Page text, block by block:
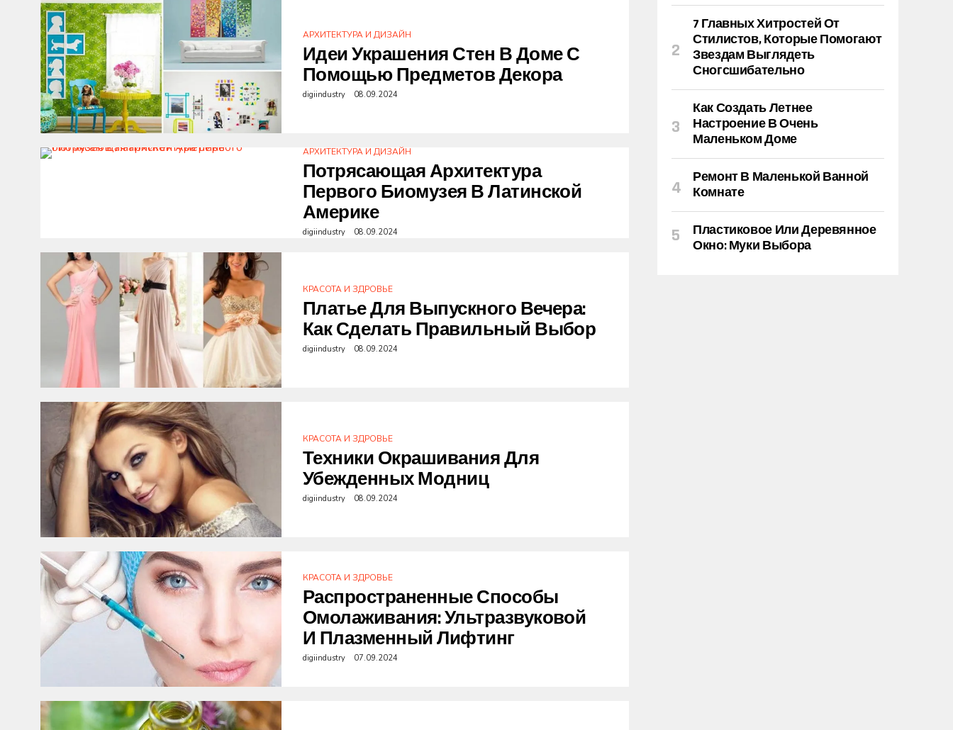
АРХИТЕКТУРА И ДИЗАЙН
Идеи Украшения Стен В Доме С
Помощью Предметов Декора
digiindustry 08.09.2024
АРХИТЕКТУРА И ДИЗАЙН
Потрясающая Архитектура
Первого Биомузея В Латинской
Америке
digiindustry 08.09.2024
КРАСОТА И ЗДРОВЬЕ
Платье Для Выпускного Вечера:
Как Сделать Правильный Выбор
digiindustry 08.09.2024
КРАСОТА И ЗДРОВЬЕ
Техники Окрашивания Для
Убежденных Модниц
digiindustry 08.09.2024
КРАСОТА И ЗДРОВЬЕ
Распространенные Способы
Омолаживания: Ультразвуковой
И Плазменный Лифтинг
digiindustry 07.09.2024
7 Главных Хитростей От
Стилистов, Которые Помогают
Звездам Выглядеть
Сногсшибательно
Как Создать Летнее
Настроение В Очень
Маленьком Доме
Ремонт В Маленькой Ванной
Комнате
Пластиковое Или Деревянное
Окно: Муки Выбора